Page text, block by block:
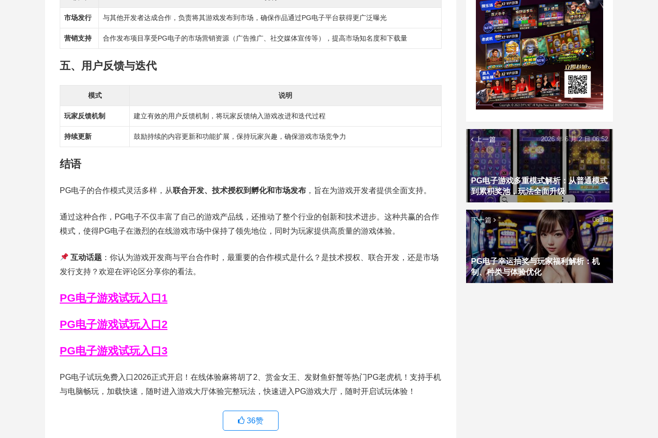
市场发行 与其他开发者达成合作，负责将其游戏发布到市场，确保作品通过PG电子平台获得更广泛曝光
营销支持 合作发布项目享受PG电子的市场营销资源（广告推广、社交媒体宣传等），提高市场知名度和下载量
五、用户反馈与迭代
模式 说明
玩家反馈机制 建立有效的用户反馈机制，将玩家反馈纳入游戏改进和迭代过程
持续更新 鼓励持续的内容更新和功能扩展，保持玩家兴趣，确保游戏市场竞争力
结语
PG电子的合作模式灵活多样，从联合开发、技术授权到孵化和市场发布 ，旨在为游戏开发者提供全面支持。
通过这种合作，PG电子不仅丰富了自己的游戏产品线，还推动了整个行业的创新和技术进步。这种共赢的合作
模式，使得PG电子在激烈的在线游戏市场中保持了领先地位，同时为玩家提供高质量的游戏体验。
互动话题：你认为游戏开发商与平台合作时，最重要的合作模式是什么？是技术授权、联合开发，还是市场
发行支持？欢迎在评论区分享你的看法。
PG电子游戏试玩入口1
PG电子游戏试玩入口2
PG电子游戏试玩入口3
PG电子试玩免费入口2026正式开启！在线体验麻将胡了2、赏金女王、发财鱼虾蟹等热门PG老虎机！支持手机
与电脑畅玩，加载快速，随时进入游戏大厅体验完整玩法，快速进入PG游戏大厅，随时开启试玩体验！
36赞
上一篇
PG电子游戏多重模式解析：从普通模式
到累积奖池，玩法全面升级
2026 年 6 月 2 日 06:52
下一篇
PG电子幸运抽奖与玩家福利解析：机
制、种类与体验优化
06:18